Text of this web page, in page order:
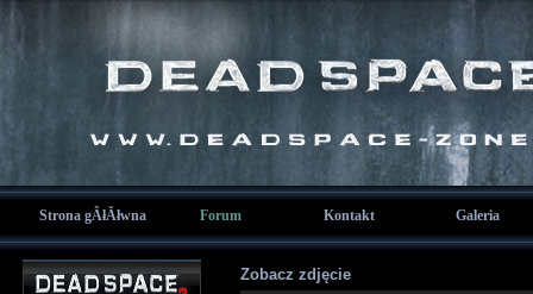
Strona gÂłĂłwna Forum Kontakt Galeria
Zobacz zdjęcie